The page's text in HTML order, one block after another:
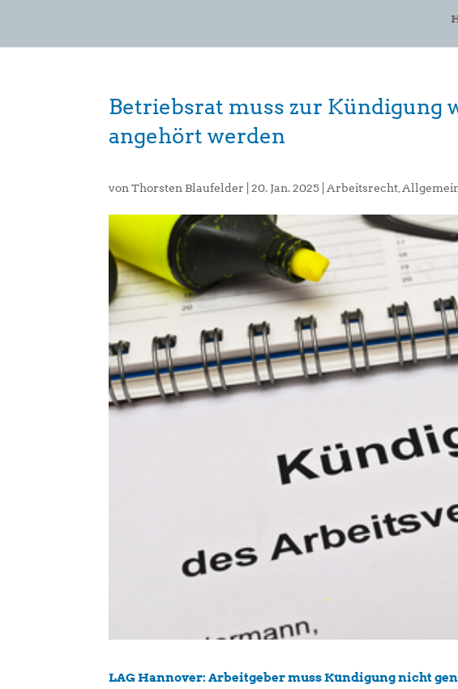
Betriebsrat muss zur Kündigung
angehört werden
vonThorsten Blaufelder |20. Jan. 2025 Arbeitsrecht
LAG Hannover: Arbeitgeber muss Kündigung nicht